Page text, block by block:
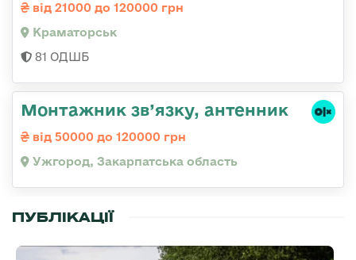
від 21000 до 120000 грн
Краматорськ
81 ОДШБ
Монтажник зв’язку, антенник
від 50000 до 120000 грн
Ужгород, Закарпатська область
ПУБЛІКАЦІЇ